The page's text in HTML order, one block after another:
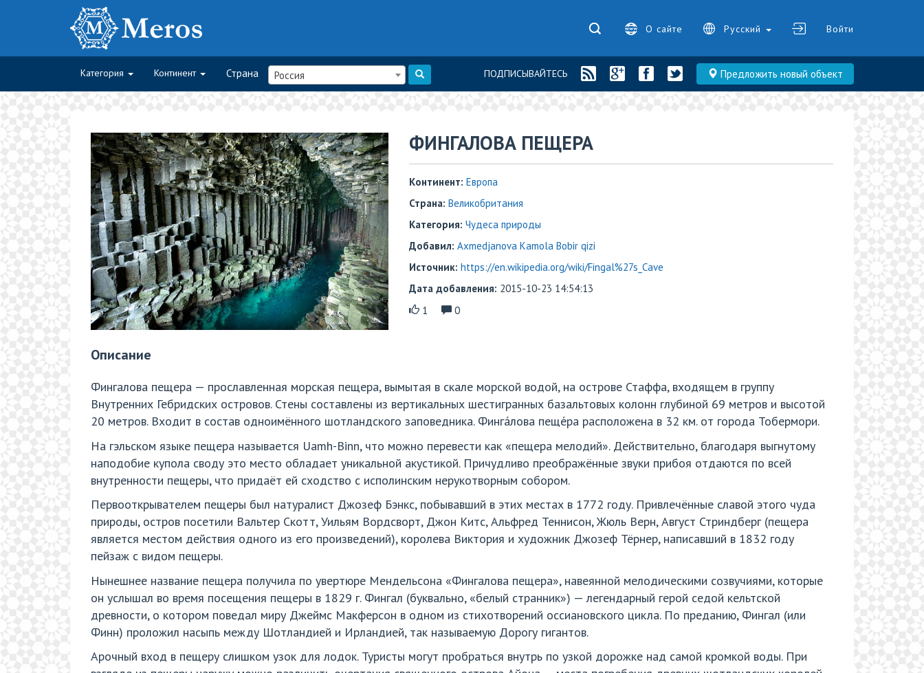
О сайте Русский Войти
Категория Континент Страна Россия Предложить новый объект
ПОДПИСЫВАЙТЕСЬ
ФИНГАЛОВА ПЕЩЕРА
Континент: Европа
Страна: Великобритания
Категория: Чудеса природы
Добавил: Axmedjanova Kamola Bobir qizi
Источник: https://en.wikipedia.org/wiki/Fingal%27s_Cave
Дата добавления: 2015-10-23 14:54:13
1
0
Описание
Фингалова пещера — прославленная морская пещера, вымытая в скале морской водой, на острове Стаффа, входящем в группу
Внутренних Гебридских островов. Стены составлены из вертикальных шестигранных базальтовых колонн глубиной 69 метров и высотой
20 метров. Входит в состав одноимённого шотландского заповедника. Финга́лова пеще́ра расположена в 32 км. от города Тобермори.
На гэльском языке пещера называется Uamh-Binn, что можно перевести как «пещера мелодий». Действительно, благодаря выгнутому
наподобие купола своду это место обладает уникальной акустикой. Причудливо преображённые звуки прибоя отдаются по всей
внутренности пещеры, что придаёт ей сходство с исполинским нерукотворным собором.
Первооткрывателем пещеры был натуралист Джозеф Бэнкс, побывавший в этих местах в 1772 году. Привлечённые славой этого чуда
природы, остров посетили Вальтер Скотт, Уильям Вордсворт, Джон Китс, Альфред Теннисон, Жюль Верн, Август Стриндберг (пещера
является местом действия одного из его произведений), королева Виктория и художник Джозеф Тёрнер, написавший в 1832 году
пейзаж с видом пещеры.
Нынешнее название пещера получила по увертюре Мендельсона «Фингалова пещера», навеянной мелодическими созвучиями, которые
он услышал во время посещения пещеры в 1829 г. Фингал (буквально, «белый странник») — легендарный герой седой кельтской
древности, о котором поведал миру Джеймс Макферсон в одном из стихотворений оссиановского цикла. По преданию, Фингал (или
Финн) проложил насыпь между Шотландией и Ирландией, так называемую Дорогу гигантов.
Арочный вход в пещеру слишком узок для лодок. Туристы могут пробраться внутрь по узкой дорожке над самой кромкой воды. При